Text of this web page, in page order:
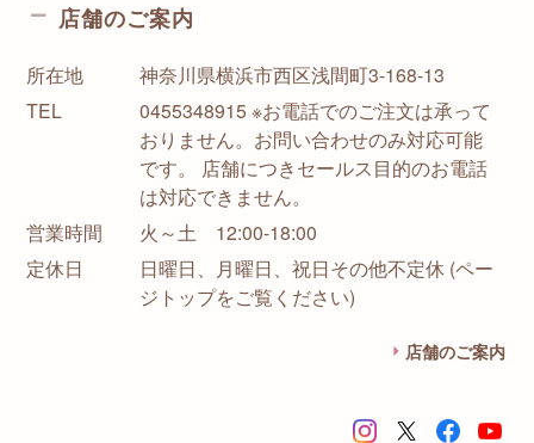
店舗のご案内
所在地
神奈川県横浜市西区浅間町3-168-13
TEL
0455348915 ※お電話でのご注文は承って
おりません。お問い合わせのみ対応可能
です。 店舗につきセールス目的のお電話
は対応できません。
営業時間
火～土 12:00-18:00
定休日
日曜日、月曜日、祝日その他不定休 (ペー
ジトップをご覧ください)
店舗のご案内